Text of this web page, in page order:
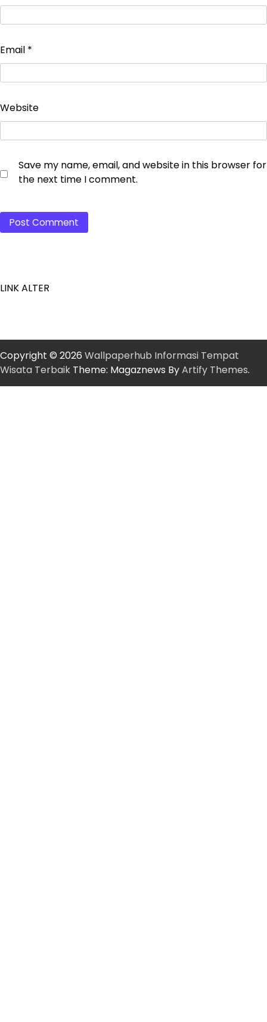
Email *
Website
Save my name, email, and website in this browser for
the next time I comment.
LINK ALTER
Copyright © 2026 Wallpaperhub Informasi Tempat
Wisata Terbaik Theme: Magaznews ByArtify Themes.